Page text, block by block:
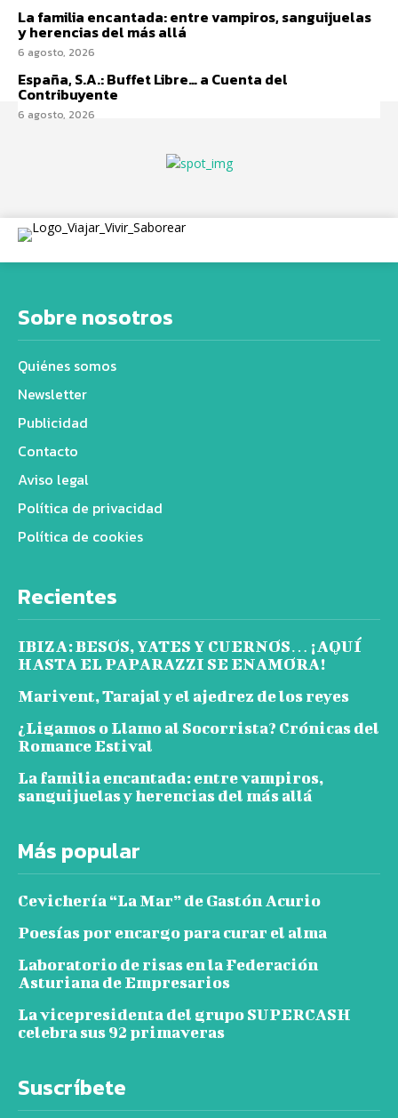
La familia encantada: entre vampiros, sanguijuelas
y herencias del más allá
6 agosto, 2026
España, S.A.: Buffet Libre… a Cuenta del
Contribuyente
6 agosto, 2026
Sobre nosotros
Quiénes somos
Newsletter
Publicidad
Contacto
Aviso legal
Política de privacidad
Política de cookies
Recientes
IBIZA: BESOS, YATES Y CUERNOS… ¡AQUÍ
HASTA EL PAPARAZZI SE ENAMORA!
Marivent, Tarajal y el ajedrez de los reyes
¿Ligamos o Llamo al Socorrista? Crónicas del
Romance Estival
La familia encantada: entre vampiros,
sanguijuelas y herencias del más allá
Más popular
Cevichería “La Mar” de Gastón Acurio
Poesías por encargo para curar el alma
Laboratorio de risas en la Federación
Asturiana de Empresarios
La vicepresidenta del grupo SUPERCASH
celebra sus 92 primaveras
Suscríbete